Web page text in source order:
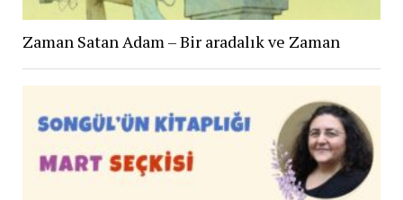
Zaman Satan Adam – Bir aradalık ve Zaman